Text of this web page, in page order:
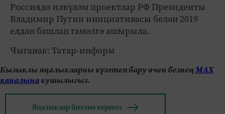
Россиядә илкүләм проектлар РФ Президенты
Владимир Путин инициативасы белән 2019
елдан башлап гамәлгә ашырыла.
Чыганак: Татар-информ
Кызыклы яңалыкларны күзәтеп бару өчен безнеңМАХ
каналынакушылыгыз.
Яңалыклар битенә керегез